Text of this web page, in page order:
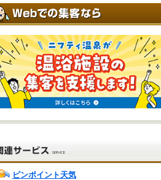
ピンポイント天気